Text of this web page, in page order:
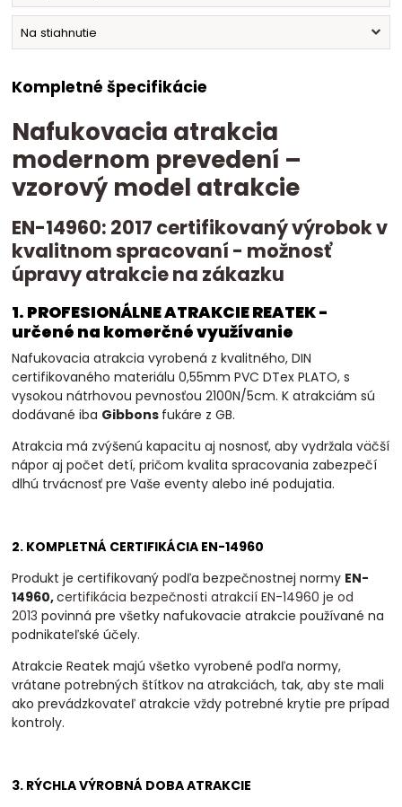
Na stiahnutie
Kompletné špecifikácie
Nafukovacia atrakcia
modernom prevedení –
vzorový model atrakcie
EN-14960: 2017 certifikovaný výrobok v
kvalitnom spracovaní - možnosť
úpravy atrakcie na zákazku
1. PROFESIONÁLNE ATRAKCIE REATEK -
určené na komerčné využívanie
Nafukovacia atrakcia vyrobená z kvalitného, DIN
certifikovaného materiálu 0,55mm PVC DTex PLATO, s
vysokou nátrhovou pevnosťou 2100N/5cm. K atrakciám sú
dodávané iba Gibbons fukáre z GB.
Atrakcia má zvýšenú kapacitu aj nosnosť, aby vydržala väčší
nápor aj počet detí, pričom kvalita spracovania zabezpečí
dlhú trvácnosť pre Vaše eventy alebo iné podujatia.
2. KOMPLETNÁ CERTIFIKÁCIA EN-14960
Produkt je certifikovaný podľa bezpečnostnej normy EN-
14960,certifikácia bezpečnosti atrakcií EN-14960 je od
2013povinnápre všetky nafukovacie atrakcie používané na
podnikateľské účely.
Atrakcie Reatek majú všetko vyrobené podľa normy,
vrátane potrebných štítkov na atrakciách, tak, aby ste mali
ako prevádzkovateľ atrakcie vždy potrebné krytie pre prípad
kontroly.
3. RÝCHLA VÝROBNÁ DOBA ATRAKCIE